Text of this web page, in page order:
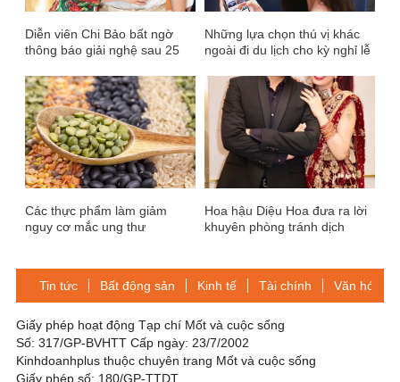
Diễn viên Chi Bảo bất ngờ
thông báo giải nghệ sau 25
Những lựa chọn thú vị khác
ngoài đi du lịch cho kỳ nghỉ lễ
Các thực phẩm làm giảm
nguy cơ mắc ung thư
Hoa hậu Diệu Hoa đưa ra lời
khuyên phòng tránh dịch
Tin tức Bất động sản Kinh tế Tài chính Văn hóa-
Giấy phép hoạt động Tạp chí Mốt và cuộc sống
Số: 317/GP-BVHTT Cấp ngày: 23/7/2002
Kinhdoanhplus thuộc chuyên trang Mốt và cuộc sống
Giấy phép số: 180/GP-TTDT